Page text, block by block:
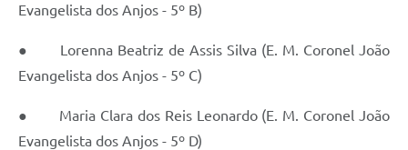
Evangelista dos Anjos - 5º B)
● Lorenna Beatriz de Assis Silva (E. M. Coronel João
Evangelista dos Anjos - 5º C)
● Maria Clara dos Reis Leonardo (E. M. Coronel João
Evangelista dos Anjos - 5º D)